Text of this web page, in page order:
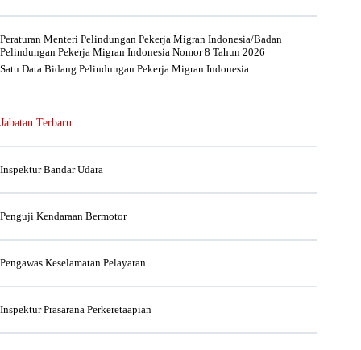
Peraturan Menteri Pelindungan Pekerja Migran Indonesia/Badan
Pelindungan Pekerja Migran Indonesia Nomor 8 Tahun 2026
Satu Data Bidang Pelindungan Pekerja Migran Indonesia
Jabatan Terbaru
Inspektur Bandar Udara
Penguji Kendaraan Bermotor
Pengawas Keselamatan Pelayaran
Inspektur Prasarana Perkeretaapian